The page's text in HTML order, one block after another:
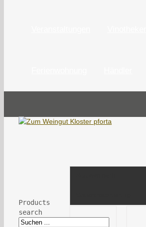
Products
search